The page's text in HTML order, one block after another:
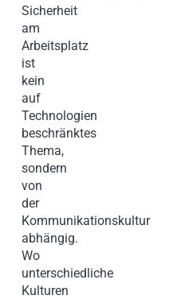
Sicherheit
am
Arbeitsplatz
ist
kein
auf
Technologien
beschränktes
Thema,
sondern
von
der
Kommunikationskultur
abhängig.
Wo
unterschiedliche
Kulturen